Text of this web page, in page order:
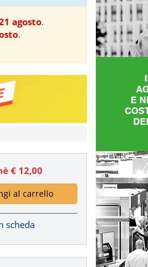
agosto.
.
€ 12,00
al carrello
scheda